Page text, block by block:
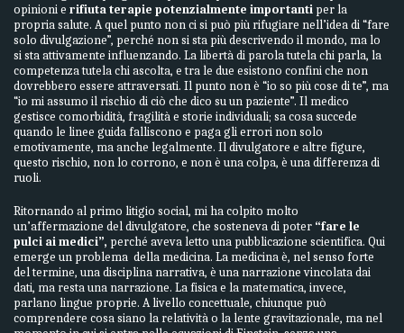
opinioni e rifiuta terapie potenzialmente importanti per la
propria salute. A quel punto non ci si può più rifugiare nell’idea di “fare
solo divulgazione”, perché non si sta più descrivendo il mondo, ma lo
si sta attivamente influenzando. La libertà di parola tutela chi parla, la
competenza tutela chi ascolta, e tra le due esistono confini che non
dovrebbero essere attraversati. Il punto non è “io so più cose di te”, ma
“io mi assumo il rischio di ciò che dico su un paziente”. Il medico
gestisce comorbidità, fragilità e storie individuali; sa cosa succede
quando le linee guida falliscono e paga gli errori non solo
emotivamente, ma anche legalmente. Il divulgatore e altre figure,
questo rischio, non lo corrono, e non è una colpa, è una differenza di
ruoli.
Ritornando al primo litigio social, mi ha colpito molto
un’affermazione del divulgatore, che sosteneva di poter “fare le
pulci ai medici”, perché aveva letto una pubblicazione scientifica. Qui
emerge un problema della medicina. La medicina è, nel senso forte
del termine, una disciplina narrativa, è una narrazione vincolata dai
dati, ma resta una narrazione. La fisica e la matematica, invece,
parlano lingue proprie. A livello concettuale, chiunque può
comprendere cosa siano la relatività o la lente gravitazionale, ma nel